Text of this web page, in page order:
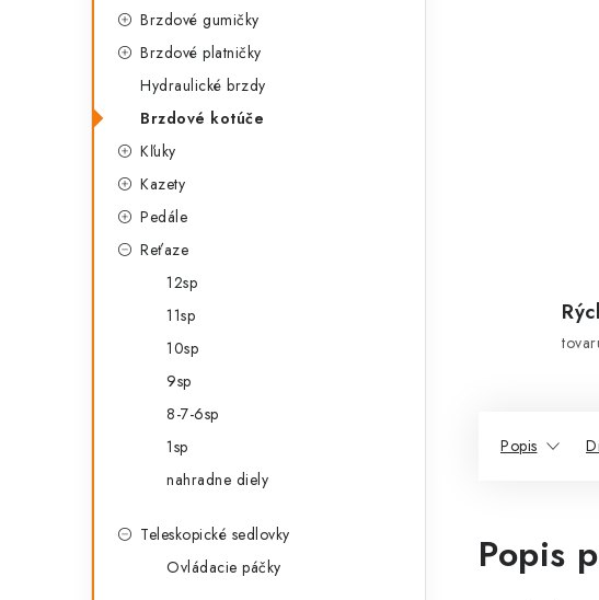
Brzdové gumičky
Brzdové platničky
Hydraulické brzdy
Brzdové kotúče
Kľuky
Kazety
Pedále
Reťaze
12sp
11sp
10sp
9sp
8-7-6sp
1sp
nahradne diely
Teleskopické sedlovky
Ovládacie páčky
Popis
Popis